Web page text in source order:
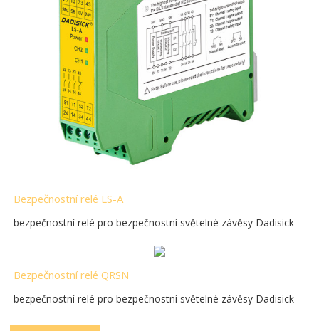
Bezpečnostní relé LS-A
bezpečnostní relé pro bezpečnostní světelné závěsy Dadisick
Bezpečnostní relé QRSN
bezpečnostní relé pro bezpečnostní světelné závěsy Dadisick